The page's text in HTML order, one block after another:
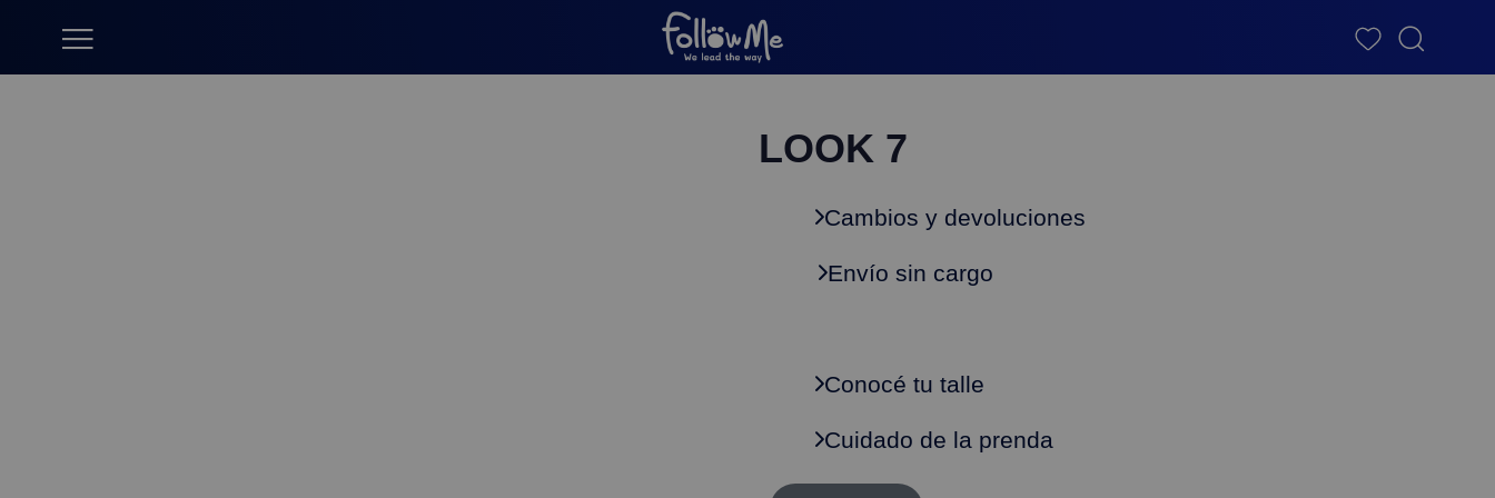
LOOK 7
Cambios y devoluciones
Envío sin cargo
Conocé tu talle
Cuidado de la prenda